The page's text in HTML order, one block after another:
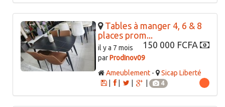
Tables à manger 4, 6 & 8
places prom...
150 000 FCFA
il y a 7 mois
parProdInov09
Ameublement -
Sicap Liberté
|
4